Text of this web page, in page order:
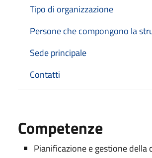
Tipo di organizzazione
Persone che compongono la
Sede principale
Contatti
Competenze
Pianificazione e gestione della